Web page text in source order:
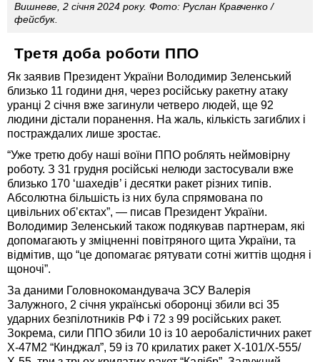
Вишневе, 2 січня 2024 року. Фото: Руслан Кравченко /
фейсбук.
Третя доба роботи ППО
Як заявив Президент України Володимир Зеленський
близько 11 години дня, через російську ракетну атаку
уранці 2 січня вже загинули четверо людей, ще 92
людини дістали поранення. На жаль, кількість загиблих і
постраждалих лише зростає.
“Уже третю добу наші воїни ППО роблять неймовірну
роботу. З 31 грудня російські нелюди застосували вже
близько 170 ‘шахедів’ і десятки ракет різних типів.
Абсолютна більшість із них була спрямована по
цивільних обʼєктах”, — писав Президент України.
Володимир Зеленський також подякував партнерам, які
допомагають у зміцненні повітряного щита України, та
відмітив, що “це допомагає рятувати сотні життів щодня і
щоночі”.
За даними Головнокомандувача ЗСУ Валерія
Залужного, 2 січня українські оборонці збили всі 35
ударних безпілотників РФ і 72 з 99 російських ракет.
Зокрема, сили ППО збили 10 із 10 аеробалістичних ракет
Х-47М2 “Кинджал”, 59 із 70 крилатих ракет Х-101/Х-555/